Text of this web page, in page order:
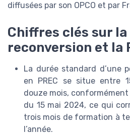
diffusées par son OPCO et par
Chiffres clés sur la
reconversion et la
La durée standard d’une
en PREC se situe entre
douze mois,
du 15 mai 2024, ce qui
trois mois de formation à
l’année.